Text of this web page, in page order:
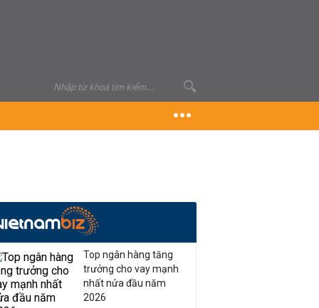
Top ngân hàng tăng
trưởng cho vay mạnh
nhất nửa đầu năm
2026